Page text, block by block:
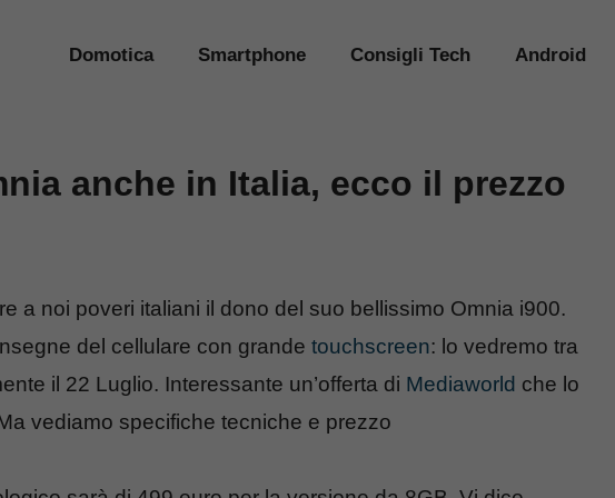
Domotica Smartphone Consigli Tech Android
anche in Italia, ecco il prezzo
a noi poveri italiani il dono del suo bellissimo Omnia i900.
del cellulare con grande touchscreen: lo vedremo tra
il 22 Luglio. Interessante un’offerta di Mediaworld che lo
vediamo specifiche tecniche e prezzo